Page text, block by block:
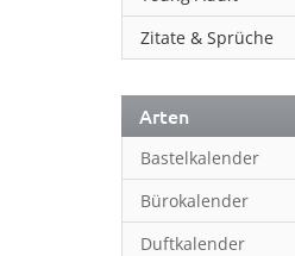
Zitate & Sprüche
Arten
Bastelkalender
Bürokalender
Duftkalender